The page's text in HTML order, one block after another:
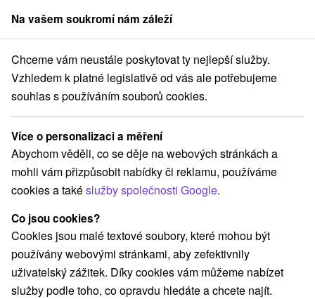
člen skupinySorger
Potok Kanadský zrub s privátnym wellness Oravský Biely Potok
Kanadský zrub s privátnym
wellness Oravský Biely Potok
Oravský Biely Potok
REZERVACE A VÝBĚR POBYTU
Kontaktujte přímo ubytovatele.
Navigovat do místa
O ZAŘÍZENÍ VYBAVENÍ
Na vašem soukromí nám záleží
Chceme vám neustále poskytovat ty nejlepší služby.
Vzhledem k platné legislativě od vás ale potřebujeme
souhlas s používáním souborů cookies.
Více o personalizaci a měření
Abychom věděli, co se děje na webových stránkách a
mohli vám přizpůsobit nabídky či reklamu, používáme
cookies a takéslužby společnosti Google.
Co jsou cookies?
Cookies jsou malé textové soubory, které mohou být
používány webovými stránkami, aby zefektivnily
uživatelský zážitek. Díky cookies vám můžeme nabízet
služby podle toho, co opravdu hledáte a chcete najít.